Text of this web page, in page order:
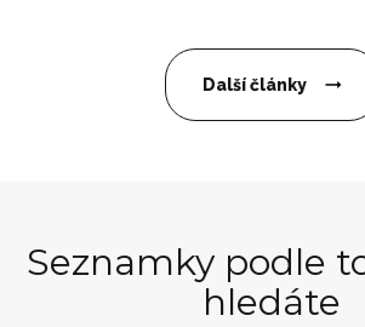
Další články
Seznamky podle
hledáte